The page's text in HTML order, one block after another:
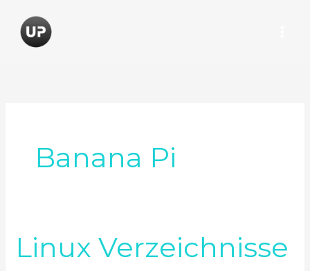
Inhalt
springen
Banana Pi
Linux Verzeichnisse
Linux
Verzeichnisse